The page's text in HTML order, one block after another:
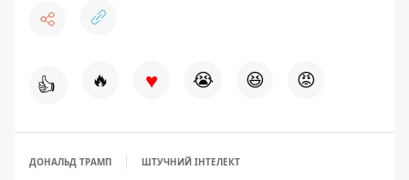
👍 🔥 ♥ 😭 😆 😡
ДОНАЛЬД ТРАМП ШТУЧНИЙ ІНТЕЛЕКТ